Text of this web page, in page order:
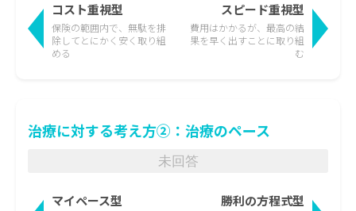
コスト重視型
保険の範囲内で、無駄を排
除してとにかく安く取り組
める
費用はかかるが、最高の結
果を早く出すことに取り組
む
スピード重視型
治療に対する考え方②：治療のペース
未回答
マイペース型 勝利の方程式型